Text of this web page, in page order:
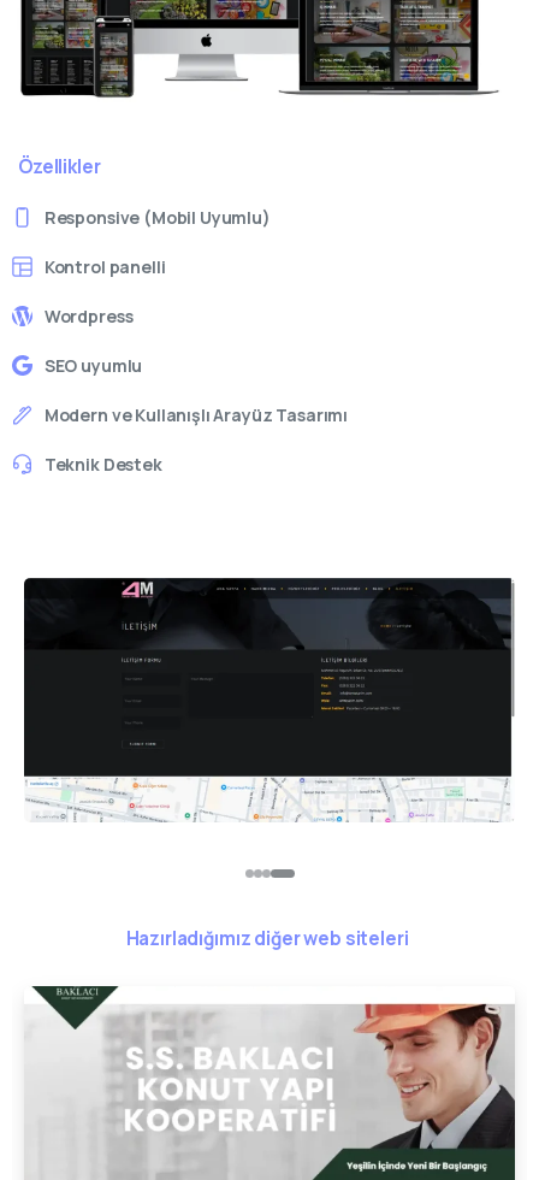
Özellikler
Responsive (Mobil Uyumlu)
Kontrol panelli
Wordpress
SEO uyumlu
Modern ve Kullanışlı Arayüz Tasarımı
Teknik Destek
Hazırladığımız diğer web siteleri